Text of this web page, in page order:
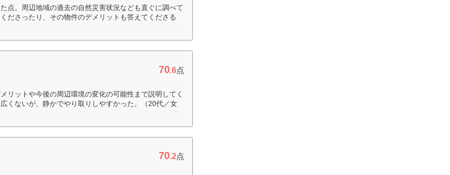
点。周辺地域の過去の自然災害状況なども直ぐに調べて
ださったり、その物件のデメリットも答えてくださる
70.6点
リットや今後の周辺環境の変化の可能性まで説明してく
くないが、静かでやり取りしやすかった。（20代／女
70.2点